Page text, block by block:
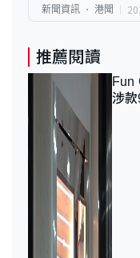
新聞資訊 港聞
推薦閱讀
Fun
涉